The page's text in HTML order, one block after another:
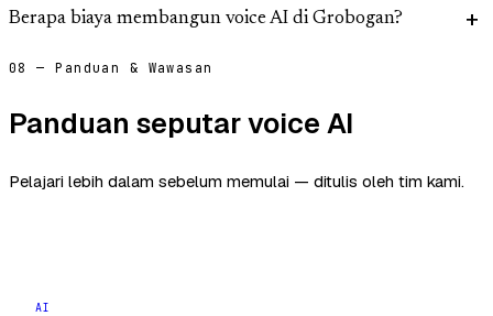
Berapa biaya membangun voice AI di Grobogan?
08 — Panduan & Wawasan
Panduan seputar voice AI
Pelajari lebih dalam sebelum memulai — ditulis oleh tim kami.
AI